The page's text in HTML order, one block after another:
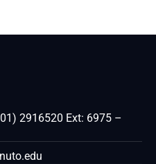
2916520 Ext: 6975 –